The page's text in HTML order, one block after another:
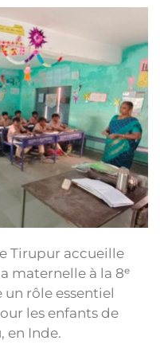
Tirupur accueille
maternelle à la 8ᵉ
un rôle essentiel
les enfants de
en Inde.